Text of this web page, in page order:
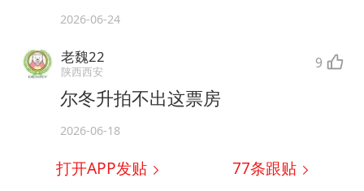
2026-06-24
老魏22
陕西西安 9
尔冬升拍不出这票房
2026-06-18
打开APP发贴 77条跟贴